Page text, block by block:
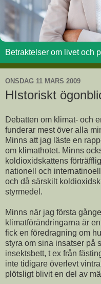
Betraktelser om livet och
ONSDAG 11 MARS 2009
HIstoriskt
Debatten om klimat- och
funderar mest över alla
Minns att jag läste en
om klimathotet. Minns
koldioxidskattens
nationell och
och då särskilt
styrmedel.
Minns när jag första
klimatförändringarna är
fick en föredragning om
styra om sina insatser på
insektsbett, t ex från
inte tidigare överlevt
plötsligt blivit en del av